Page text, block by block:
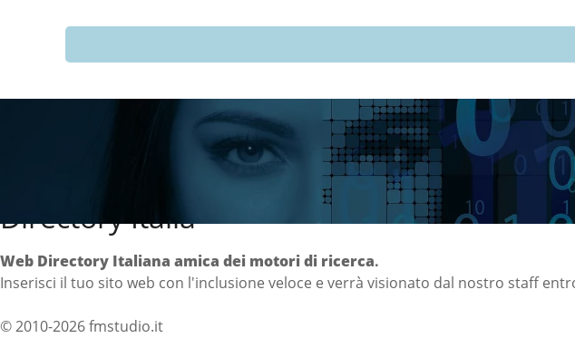
Directory Italia
Web Directory Italiana amica dei motori di ricerca.
Inserisci il tuo sito web con l'inclusione veloce e verrà visionato dal nostro staff
© 2010-2026 fmstudio.it